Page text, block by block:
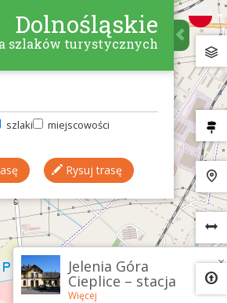
×
Jelenia Góra
Cieplice – stacja
Więcej
Dolnośląskie
szlaków turystycznych
szlaki miejscowości
Rysuj trasę